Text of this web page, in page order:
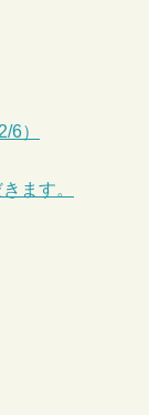
6）
ます。